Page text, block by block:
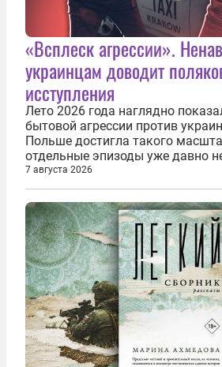
«Всплеск агрессии».
украинцам доводит
исступления
Лето 2026 года наглядно
бытовой агрессии против
Польше достигла такого
отдельные эпизоды уже давно
случайными. Поляки, судя по
буквально теряют рассудок от
украинским беженцам, и
по-своему...
7 августа 2026